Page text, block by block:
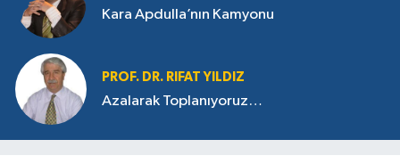
Kara Apdulla’nın Kamyonu
PROF. DR. RIFAT YILDIZ
Azalarak Toplanıyoruz…